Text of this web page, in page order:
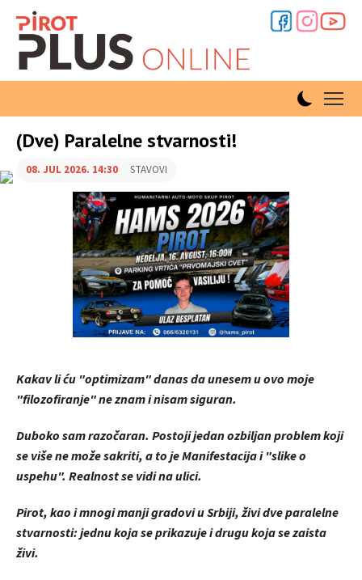
(Dve) Paralelne stvarnosti!
08. JUL 2026. 14:30 STAVOVI
Kakav li ću "optimizam" danas da unesem u ovo moje
"filozofiranje" ne znam i nisam siguran.
Duboko sam razočaran. Postoji jedan ozbiljan problem koji
se više ne može sakriti, a to je Manifestacija i "slike o
uspehu". Realnost se vidi na ulici.
Pirot, kao i mnogi manji gradovi u Srbiji, živi dve paralelne
stvarnosti: jednu koja se prikazuje i drugu koja se zaista
živi.